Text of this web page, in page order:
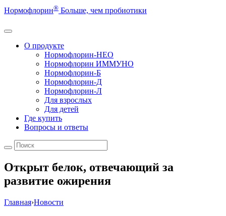
Нормофлорин® Больше, чем пробиотики
О продукте
Нормофлорин-НЕО
Нормофлорин ИММУНО
Нормофлорин-Б
Нормофлорин-Д
Нормофлорин-Л
Для взрослых
Для детей
Где купить
Вопросы и ответы
Открыт белок, отвечающий за
развитие ожирения
Главная›Новости